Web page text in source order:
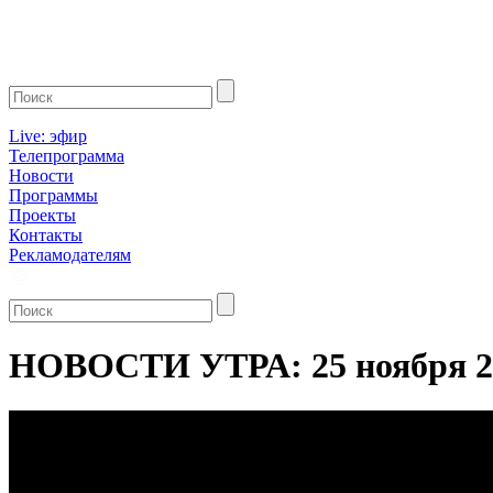
Live: эфир
Телепрограмма
Новости
Программы
Проекты
Контакты
Рекламодателям
НОВОСТИ УТРА: 25 ноября